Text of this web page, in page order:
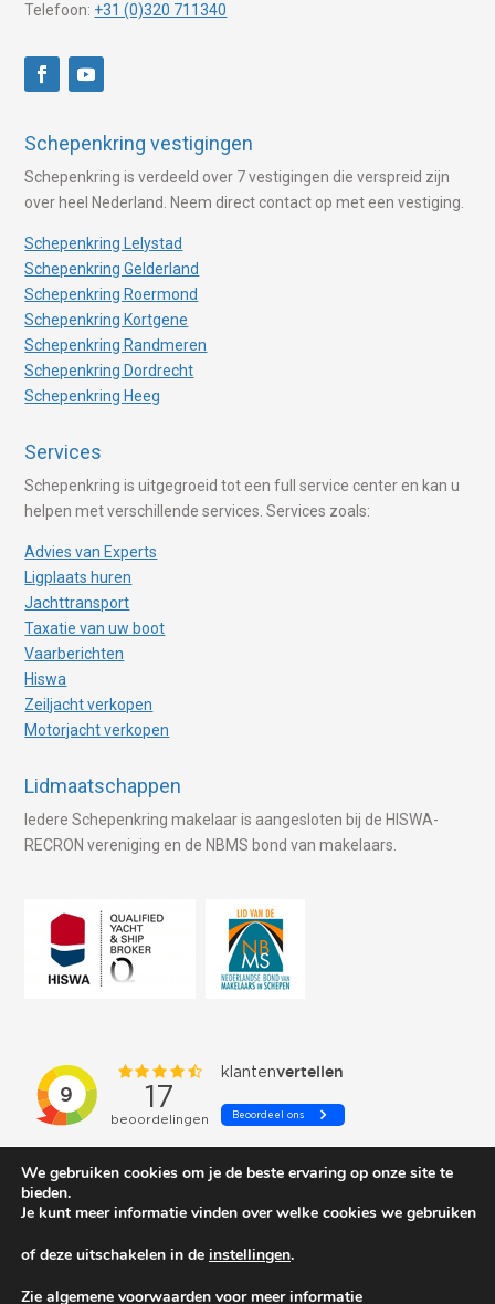
Telefoon: +31 (0)320 711340
Schepenkring vestigingen
Schepenkring is verdeeld over 7 vestigingen die verspreid zijn
over heel Nederland. Neem direct contact op met een vestiging.
Schepenkring Lelystad
Schepenkring Gelderland
Schepenkring Roermond
Schepenkring Kortgene
Schepenkring Randmeren
Schepenkring Dordrecht
Schepenkring Heeg
Services
Schepenkring is uitgegroeid tot een full service center en kan u
helpen met verschillende services. Services zoals:
Advies van Experts
Ligplaats huren
Jachttransport
Taxatie van uw boot
Vaarberichten
Hiswa
Zeiljacht verkopen
Motorjacht verkopen
Lidmaatschappen
Iedere Schepenkring makelaar is aangesloten bij de HISWA-
RECRON vereniging en de NBMS bond van makelaars.
We gebruiken cookies om je de beste ervaring op onze site te
bieden.
Je kunt meer informatie vinden over welke cookies we gebruiken
of deze uitschakelen in de instellingen.
Zie algemene voorwaarden voor meer informatie